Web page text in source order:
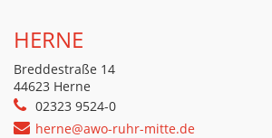
HERNE
Breddestraße 14
44623 Herne
02323 9524-0
herne@awo-ruhr-mitte.de